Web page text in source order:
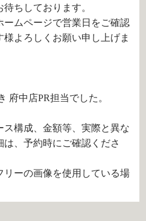
ちしております。
ムページで営業日をご確認
よろしくお願い申し上げま
府中店PR担当でした。
構成、金額等、実際と異な
、予約時にご確認くださ
ーの画像を使用している場